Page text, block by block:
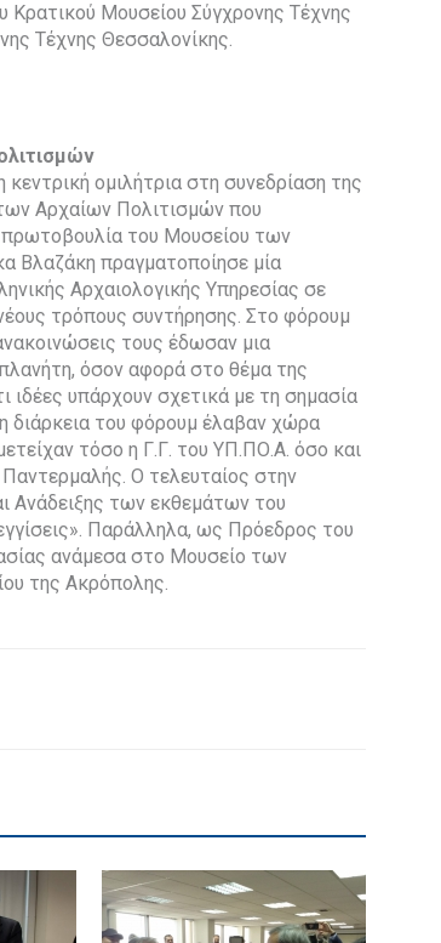
Κρατικού Μουσείου Σύγχρονης Τέχνης
Τέχνης Θεσσαλονίκης.
ομιλήτρια στη συνεδρίαση της
Αρχαίων Πολιτισμών που
του Μουσείου των
Βλαζάκη πραγματοποίησε μία
Αρχαιολογικής Υπηρεσίας σε
τρόπους συντήρησης. Στο φόρουμ
τους έδωσαν μια
όσον αφορά στο θέμα της
ιδέες υπάρχουν σχετικά με τη σημασία
διάρκεια του φόρουμ έλαβαν χώρα
τόσο η Γ.Γ. του ΥΠ.ΠΟ.Α. όσο και
Ο τελευταίος στην
Ανάδειξης των εκθεμάτων του
Παράλληλα, ως Πρόεδρος του
ανάμεσα στο Μουσείο των
της Ακρόπολης.